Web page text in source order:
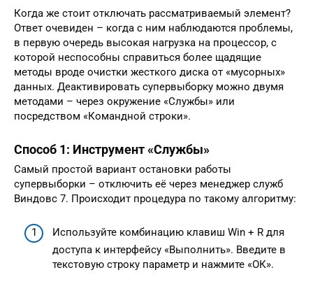
Когда же стоит отключать рассматриваемый элемент?
Ответ очевиден – когда с ним наблюдаются проблемы,
в первую очередь высокая нагрузка на процессор, с
которой неспособны справиться более щадящие
методы вроде очистки жесткого диска от «мусорных»
данных. Деактивировать супервыборку можно двумя
методами – через окружение «Службы» или
посредством «Командной строки».
Способ 1: Инструмент «Службы»
Самый простой вариант остановки работы
супервыборки – отключить её через менеджер служб
Виндовс 7. Происходит процедура по такому алгоритму:
Используйте комбинацию клавиш Win + R для
доступа к интерфейсу «Выполнить». Введите в
текстовую строку параметр и нажмите «ОК».